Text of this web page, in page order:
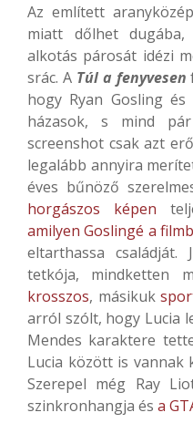
Az említett
miatt dőlhet
alkotás párosát idézi
srác. A Túl a fenyvesen
hogy Ryan Gosling
házasok, s mind
screenshot csak azt
legalább annyira
éves bűnöző
horgászos képen
amilyen Goslingé a
eltarthassa családját.
tetkója, mindketten
krosszos, másikuk
arról szólt, hogy Lucia
Mendes karaktere
Lucia között is vannak
Szerepel még Ray
szinkronhangja és a